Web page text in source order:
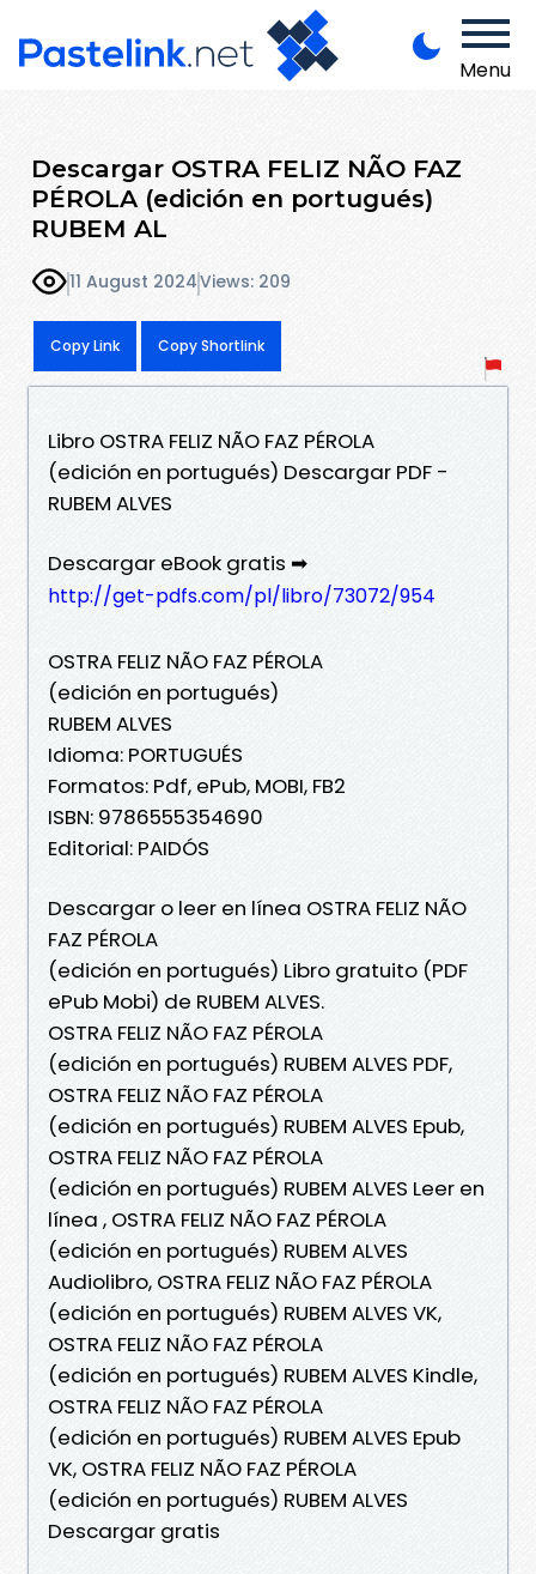
Menu
Descargar OSTRA FELIZ NÃO FAZ
PÉROLA (edición en portugués)
RUBEM AL
11 August 2024Views: 209
Copy Link Copy Shortlink
Libro OSTRA FELIZ NÃO FAZ PÉROLA
(edición en portugués) Descargar PDF -
RUBEM ALVES
Descargar eBook gratis ➡
http://get-pdfs.com/pl/libro/73072/954
OSTRA FELIZ NÃO FAZ PÉROLA
(edición en portugués)
RUBEM ALVES
Idioma: PORTUGUÉS
Formatos: Pdf, ePub, MOBI, FB2
ISBN: 9786555354690
Editorial: PAIDÓS
Descargar o leer en línea OSTRA FELIZ NÃO
FAZ PÉROLA
(edición en portugués) Libro gratuito (PDF
ePub Mobi) de RUBEM ALVES.
OSTRA FELIZ NÃO FAZ PÉROLA
(edición en portugués) RUBEM ALVES PDF,
OSTRA FELIZ NÃO FAZ PÉROLA
(edición en portugués) RUBEM ALVES Epub,
OSTRA FELIZ NÃO FAZ PÉROLA
(edición en portugués) RUBEM ALVES Leer en
línea , OSTRA FELIZ NÃO FAZ PÉROLA
(edición en portugués) RUBEM ALVES
Audiolibro, OSTRA FELIZ NÃO FAZ PÉROLA
(edición en portugués) RUBEM ALVES VK,
OSTRA FELIZ NÃO FAZ PÉROLA
(edición en portugués) RUBEM ALVES Kindle,
OSTRA FELIZ NÃO FAZ PÉROLA
(edición en portugués) RUBEM ALVES Epub
VK, OSTRA FELIZ NÃO FAZ PÉROLA
(edición en portugués) RUBEM ALVES
Descargar gratis